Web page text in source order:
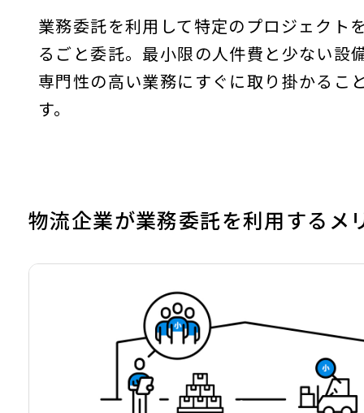
業務委託を利用して特定のプロジェクト
るごと委託。最小限の人件費と少ない設
専門性の高い業務にすぐに取り掛かるこ
す。
物流企業が業務委託を利用するメ